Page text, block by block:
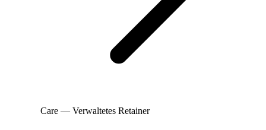
Care — Verwaltetes Retainer